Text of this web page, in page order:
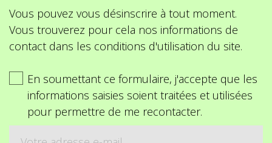
Vous pouvez vous désinscrire à tout moment.
Vous trouverez pour cela nos informations de
contact dans les conditions d'utilisation du site.
En soumettant ce formulaire, j'accepte que les
informations saisies soient traitées et utilisées
pour permettre de me recontacter.